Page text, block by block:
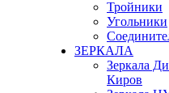
Тройники
Угольники
ЗЕРКАЛА
Зеркала
Киров